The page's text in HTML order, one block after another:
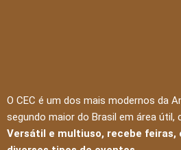
O CEC é um dos mais modernos da
segundo maior do Brasil em área útil,
Versátil e multiuso, recebe feiras,